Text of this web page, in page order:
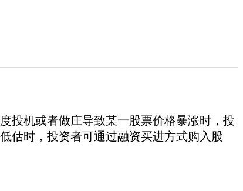
机或者做庄导致某一股票价格暴涨时，投
估时，投资者可通过融资买进方式购入股